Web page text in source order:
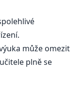
může omezit
plně se